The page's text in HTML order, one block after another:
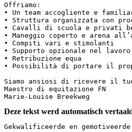
Offriamo:
• Un team accogliente e
• Struttura organizzata con
• Cavalli di scuola e privati
• Maneggio coperto e arena
• Compiti vari e stimolanti
• Supporto opzionale nel
• Retribuzione equa
• Possibilità di portare il
Siamo ansiosi di ricevere il tuo
Maestro di equitazione FN
Marie-Louise Breekweg
Deze tekst werd automatisch
Gekwalificeerde en